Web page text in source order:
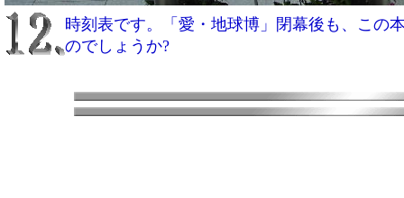
時刻表です。「愛・地球博」閉幕後も、この
のでしょうか?